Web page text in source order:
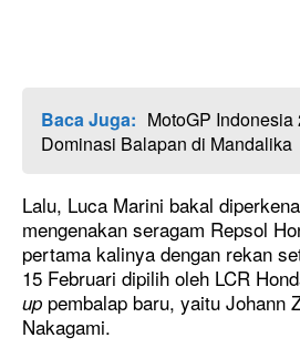
Baca Juga: MotoGP
Dominasi Balapan di Mandalika
Lalu, Luca Marini bakal
mengenakan seragam Repsol
pertama kalinya dengan rekan
15 Februari dipilih oleh LCR
up pembalap baru, yaitu Johann
Nakagami.